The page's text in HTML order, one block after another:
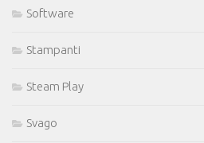
Software
Stampanti
Steam Play
Svago